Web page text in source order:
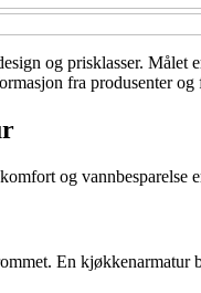
og prisklasser.
fra produsenter
og
En